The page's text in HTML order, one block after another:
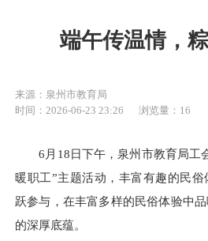
端午传温情，
来源：泉州市教育局
时间：2026-06-23 23:26
浏览量： 16
6月18日下午，泉州市教育局工
暖职工”主题活动，丰富有趣的民
跃参与，在丰富多样的民俗体验中
的深厚底蕴。